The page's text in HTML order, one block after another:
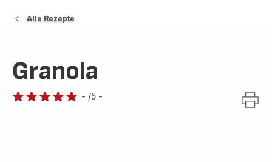
Alle Rezepte
Granola
- /5 -